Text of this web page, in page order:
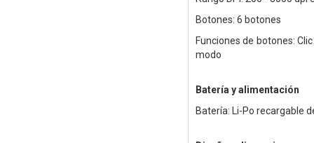
Botones: 6 botones
Funciones de botones:
modo
Batería y alimentación
Batería: Li-Po recargable